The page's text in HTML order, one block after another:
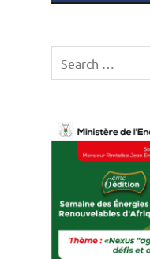
for: